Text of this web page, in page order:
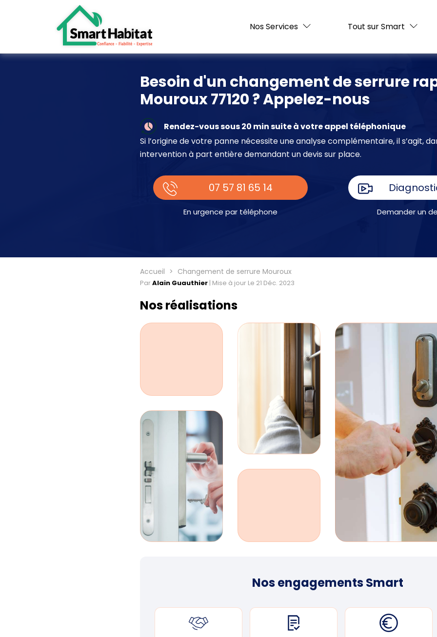
Nos Services Tout sur Smart
Besoin d'un changement de serrure
Mouroux 77120 ? Appelez-nous
Rendez-vous sous 20 min suite à votre appel téléphonique
Si l’origine de votre panne nécessite une analyse complémentaire, il s’agit,
intervention à part entière demandant un devis sur place.
07 57 81 65 14
En urgence par téléphone Demander un
Accueil Changement de serrure Mouroux
ParAlain Guauthier | Mise à jour Le 21 Déc. 2023
Nos réalisations
Nos engagements Smart